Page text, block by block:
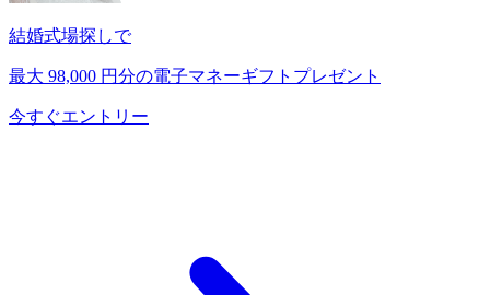
結婚式場探しで
最大 98,000 円分の電子マネーギフトプレゼント
今すぐエントリー